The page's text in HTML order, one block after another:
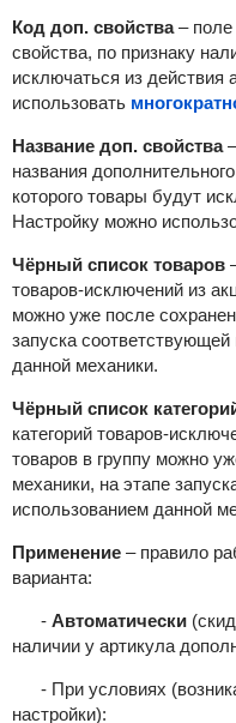
Код доп. свойства– поле
свойства, по признаку
исключаться из действия
использовать
Название доп. свойства
названия
которого товары будут
Настройку можно
Чёрный список товаров
товаров-исключений из
можно уже после
запуска
данной механики.
Чёрный список
категорий товаров-
товаров в группу можно
механики, на этапе
использованием данной
Применение– правило
варианта:
- Автоматически
наличии у артикула
- При условиях
настройки):